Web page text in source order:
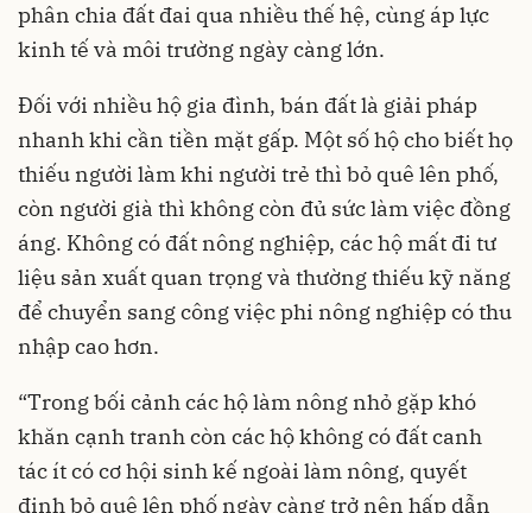
phân chia đất đai qua nhiều thế hệ, cùng áp lực
kinh tế và môi trường ngày càng lớn.
Đối với nhiều hộ gia đình, bán đất là giải pháp
nhanh khi cần tiền mặt gấp. Một số hộ cho biết họ
thiếu người làm khi người trẻ thì bỏ quê lên phố,
còn người già thì không còn đủ sức làm việc đồng
áng. Không có đất nông nghiệp, các hộ mất đi tư
liệu sản xuất quan trọng và thường thiếu kỹ năng
để chuyển sang công việc phi nông nghiệp có thu
nhập cao hơn.
“Trong bối cảnh các hộ làm nông nhỏ gặp khó
khăn cạnh tranh còn các hộ không có đất canh
tác ít có cơ hội sinh kế ngoài làm nông, quyết
định bỏ quê lên phố ngày càng trở nên hấp dẫn